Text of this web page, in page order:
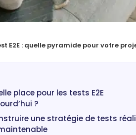
E2E : quelle pyramide pour votre
place pour les tests E2E
?
une stratégie de tests